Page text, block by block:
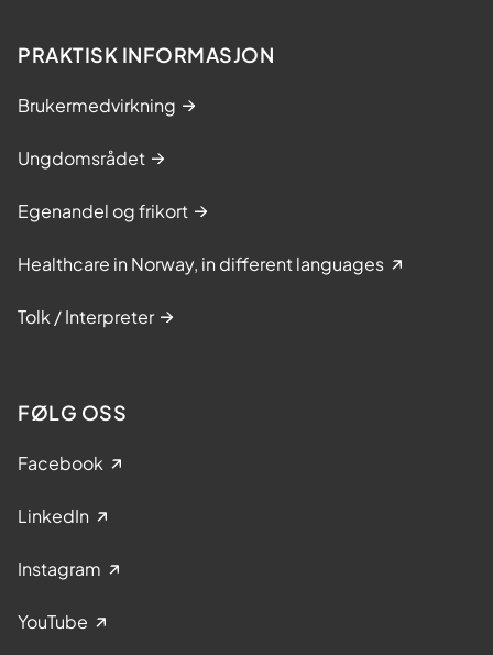
PRAKTISK INFORMASJON
Brukermedvirkning
Ungdomsrådet
Egenandel og frikort
Healthcare in Norway, in different languages
Tolk / Interpreter
FØLG OSS
Facebook
LinkedIn
Instagram
YouTube